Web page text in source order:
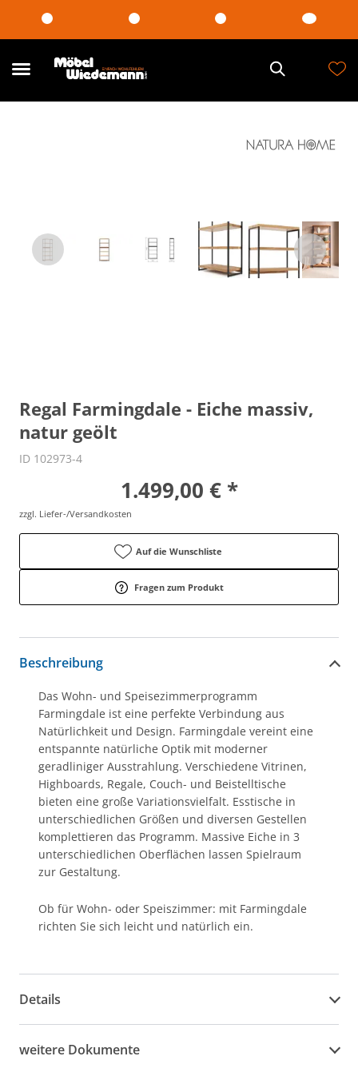
Regal Farmingdale - Eiche massiv,
natur geölt
ID 102973-4
1.499,00 € *
zzgl. Liefer-/Versandkosten
Auf die Wunschliste
Fragen zum Produkt
Beschreibung
Das Wohn- und Speisezimmerprogramm
Farmingdale ist eine perfekte Verbindung aus
Natürlichkeit und Design. Farmingdale vereint eine
entspannte natürliche Optik mit moderner
geradliniger Ausstrahlung. Verschiedene Vitrinen,
Highboards, Regale, Couch- und Beistelltische
bieten eine große Variationsvielfalt. Esstische in
unterschiedlichen Größen und diversen Gestellen
komplettieren das Programm. Massive Eiche in 3
unterschiedlichen Oberflächen lassen Spielraum
zur Gestaltung.
Ob für Wohn- oder Speiszimmer: mit Farmingdale
richten Sie sich leicht und natürlich ein.
Details
weitere Dokumente